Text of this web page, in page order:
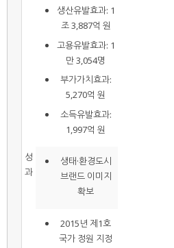
성
과
생산유발효과: 1
조 3,887억 원
고용유발효과: 1
만 3,054명
부가가치효과:
5,270억 원
소득유발효과:
1,997억 원
생태·환경도시
브랜드 이미지
확보
2015년 제1호
국가 정원 지정